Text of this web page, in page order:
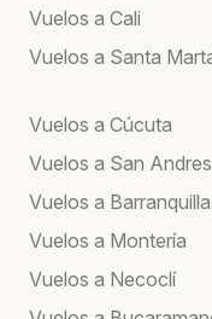
Vuelos a Cali
Vuelos a Santa
Vuelos a Cúcuta
Vuelos a San Andres
Vuelos a Barranquilla
Vuelos a Montería
Vuelos a Necoclí